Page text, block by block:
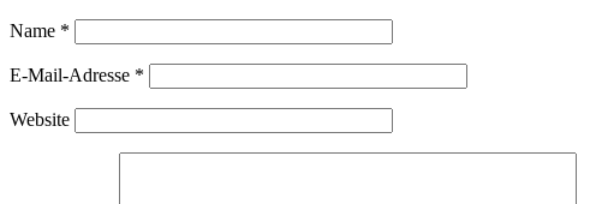
Name *
E-Mail-Adresse *
Website